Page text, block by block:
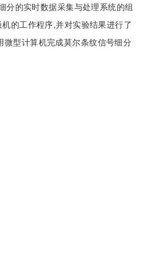
分的实时数据采集与处理系统的组
的工作程序,并对实验结果进行了
型计算机完成莫尔条纹信号细分